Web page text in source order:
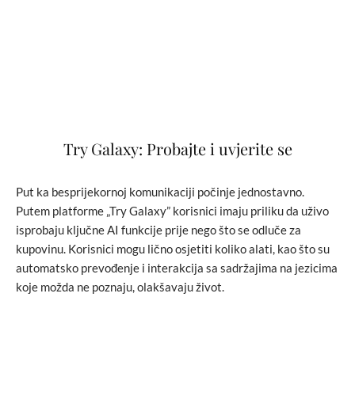
Try Galaxy: Probajte i uvjerite se
Put ka besprijekornoj komunikaciji počinje jednostavno.
Putem platforme „Try Galaxy” korisnici imaju priliku da uživo
isprobaju ključne AI funkcije prije nego što se odluče za
kupovinu. Korisnici mogu lično osjetiti koliko alati, kao što su
automatsko prevođenje i interakcija sa sadržajima na jezicima
koje možda ne poznaju, olakšavaju život.